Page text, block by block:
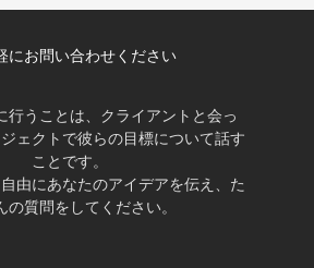
にお問い合わせください
行うことは、クライアントと会っ
ェクトで彼らの目標について話す
ことです。
由にあなたのアイデアを伝え、た
の質問をしてください。